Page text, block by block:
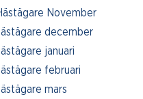
November
december
januari
februari
mars